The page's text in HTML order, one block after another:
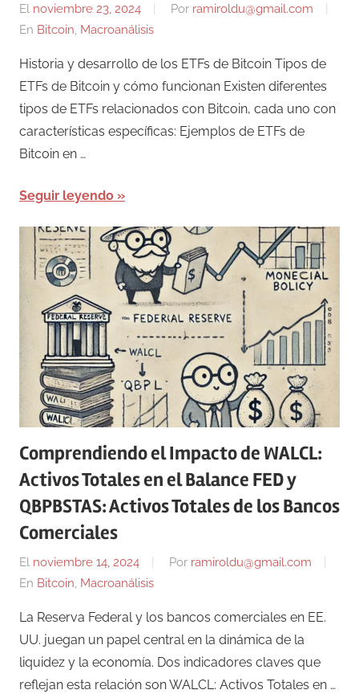
El noviembre 23, 2024 Por ramiroldu@gmail.com
En Bitcoin, Macroanálisis
Historia y desarrollo de los ETFs de Bitcoin Tipos de
ETFs de Bitcoin y cómo funcionan Existen diferentes
tipos de ETFs relacionados con Bitcoin, cada uno con
características específicas: Ejemplos de ETFs de
Bitcoin en …
Seguir leyendo
Comprendiendo el Impacto de WALCL:
Activos Totales en el Balance FED y
QBPBSTAS: Activos Totales de los Bancos
Comerciales
El noviembre 14, 2024 Por ramiroldu@gmail.com
En Bitcoin, Macroanálisis
La Reserva Federal y los bancos comerciales en EE.
UU. juegan un papel central en la dinámica de la
liquidez y la economía. Dos indicadores claves que
reflejan esta relación son WALCL: Activos Totales en …